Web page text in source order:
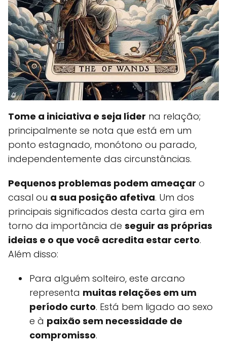
Tome a iniciativa e seja líder na relação;
principalmente se nota que está em um
ponto estagnado, monótono ou parado,
independentemente das circunstâncias.
Pequenos problemas podem ameaçar o
casal ou a sua posição afetiva. Um dos
principais significados desta carta gira em
torno da importância de seguir as próprias
ideias e o que você acredita estar certo.
Além disso:
Para alguém solteiro, este arcano
representa muitas relações em um
período curto. Está bem ligado ao sexo
e à paixão sem necessidade de
compromisso.